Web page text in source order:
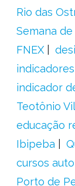
Rio das
Semana
FNEX
indicadores
indicador
Teotônio
educação
Ibipeba
cursos
Porto de